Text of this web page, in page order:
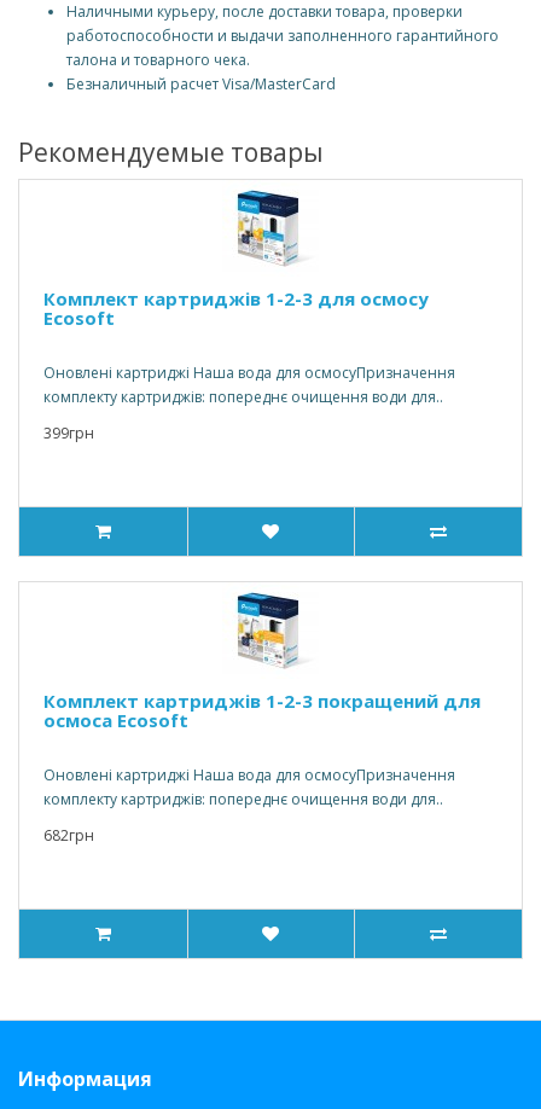
Наличными курьеру, после доставки товара, проверки
работоспособности и выдачи заполненного гарантийного
талона и товарного чека.
Безналичный расчет Visa/MasterCard
Рекомендуемые товары
Комплект картриджів 1-2-3 для осмосу
Ecosoft
Оновлені картриджі Наша вода для осмосуПризначення
комплекту картриджів: попереднє очищення води для..
399грн
Комплект картриджів 1-2-3 покращений для
осмоса Ecosoft
Оновлені картриджі Наша вода для осмосуПризначення
комплекту картриджів: попереднє очищення води для..
682грн
Информация